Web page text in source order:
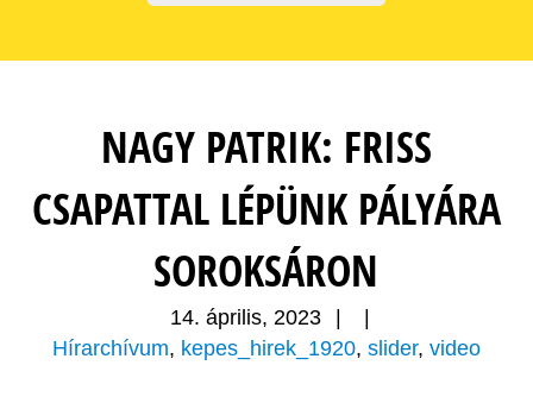
NAGY PATRIK: FRISS
CSAPATTAL LÉPÜNK PÁLYÁRA
SOROKSÁRON
14. április, 2023
Hírarchívum, kepes_hirek_1920, slider, video